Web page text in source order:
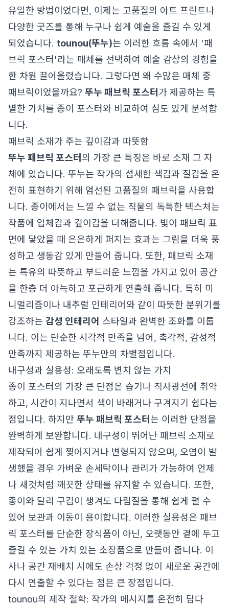
유일한 방법이었다면, 이제는 고품질의 아트 프린트나
다양한 굿즈를 통해 누구나 쉽게 예술을 즐길 수 있게
되었습니다. tounou(뚜누)는 이러한 흐름 속에서 '패
브릭 포스터'라는 매체를 선택하여 예술 감상의 경험을
한 차원 끌어올렸습니다. 그렇다면 왜 수많은 매체 중
패브릭이었을까요? 뚜누 패브릭 포스터 가 제공하는 특
별한 가치를 종이 포스터와 비교하여 심도 있게 분석합
니다.
패브릭 소재가 주는 깊이감과 따뜻함
뚜누 패브릭 포스터 의 가장 큰 특징은 바로 소재 그 자
체에 있습니다. 뚜누는 작가의 섬세한 색감과 질감을 온
전히 표현하기 위해 엄선된 고품질의 패브릭을 사용합
니다. 종이에서는 느낄 수 없는 직물의 독특한 텍스처는
작품에 입체감과 깊이감을 더해줍니다. 빛이 패브릭 표
면에 닿았을 때 은은하게 퍼지는 효과는 그림을 더욱 풍
성하고 생동감 있게 만들어 줍니다. 또한, 패브릭 소재
는 특유의 따뜻하고 부드러운 느낌을 가지고 있어 공간
을 한층 더 아늑하고 포근하게 연출해 줍니다. 특히 미
니멀리즘이나 내추럴 인테리어와 같이 따뜻한 분위기를
강조하는 감성 인테리어 스타일과 완벽한 조화를 이룹
니다. 이는 단순한 시각적 만족을 넘어, 촉각적, 감성적
만족까지 제공하는 뚜누만의 차별점입니다.
내구성과 실용성: 오래도록 변치 않는 가치
종이 포스터의 가장 큰 단점은 습기나 직사광선에 취약
하고, 시간이 지나면서 색이 바래거나 구겨지기 쉽다는
점입니다. 하지만 뚜누 패브릭 포스터 는 이러한 단점을
완벽하게 보완합니다. 내구성이 뛰어난 패브릭 소재로
제작되어 쉽게 찢어지거나 변형되지 않으며, 오염이 발
생했을 경우 가벼운 손세탁이나 관리가 가능하여 언제
나 새것처럼 깨끗한 상태를 유지할 수 있습니다. 또한,
종이와 달리 구김이 생겨도 다림질을 통해 쉽게 펼 수
있어 보관과 이동이 용이합니다. 이러한 실용성은 패브
릭 포스터를 단순한 장식품이 아닌, 오랫동안 곁에 두고
즐길 수 있는 가치 있는 소장품으로 만들어 줍니다. 이
사나 공간 재배치 시에도 손상 걱정 없이 새로운 공간에
다시 연출할 수 있다는 점은 큰 장점입니다.
tounou의 제작 철학: 작가의 메시지를 온전히 담다